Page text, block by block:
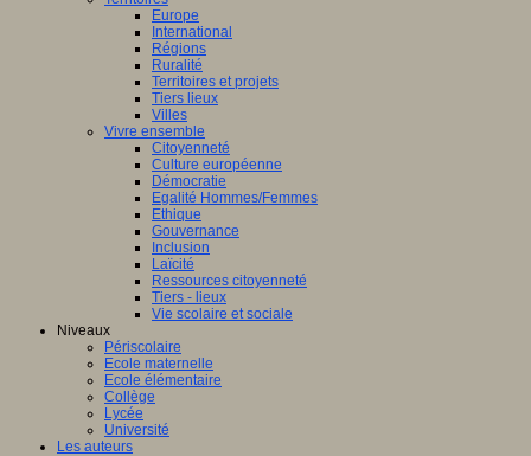
Europe
International
Régions
Ruralité
Territoires et projets
Tiers lieux
Villes
Vivre ensemble
Citoyenneté
Culture européenne
Démocratie
Egalité Hommes/Femmes
Ethique
Gouvernance
Inclusion
Laïcité
Ressources citoyenneté
Tiers - lieux
Vie scolaire et sociale
Niveaux
Périscolaire
Ecole maternelle
Ecole élémentaire
Collège
Lycée
Université
Les auteurs